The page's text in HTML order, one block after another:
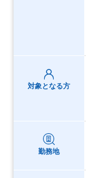
対象となる方
勤務地